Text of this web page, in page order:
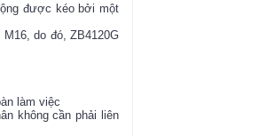
được kéo bởi một
do đó, ZB4120G
làm việc
không cần phải liên